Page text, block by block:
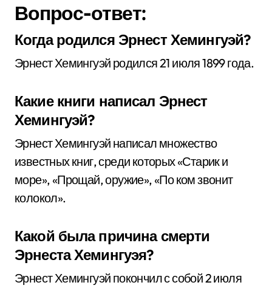
Вопрос-ответ:
Когда родился Эрнест Хемингуэй?
Эрнест Хемингуэй родился 21 июля 1899 года.
Какие книги написал Эрнест
Хемингуэй?
Эрнест Хемингуэй написал множество
известных книг, среди которых «Старик и
море», «Прощай, оружие», «По ком звонит
колокол».
Какой была причина смерти
Эрнеста Хемингуэя?
Эрнест Хемингуэй покончил с собой 2 июля